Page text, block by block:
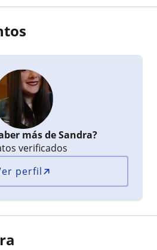
más de Sandra?
verificados
perfil